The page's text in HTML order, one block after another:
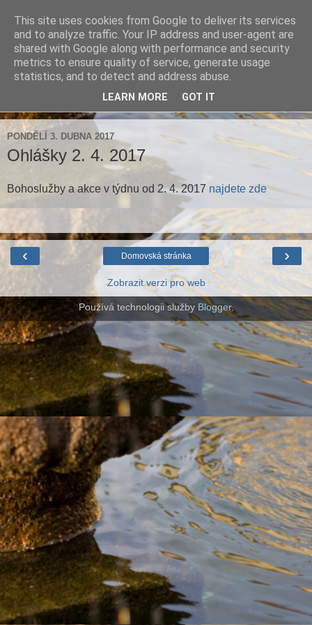
Farnost Brtnice
Aktuální informace pro farnosti Střížov a Brtnice
PONDĚLÍ 3. DUBNA 2017
Ohlášky 2. 4. 2017
Bohoslužby a akce v týdnu od 2. 4. 2017 najdete zde
‹ ›
Domovská stránka
Zobrazit verzi pro web
Používá technologii služby Blogger.
This site uses cookies from Google to deliver its services
and to analyze traffic. Your IP address and user-agent are
shared with Google along with performance and security
metrics to ensure quality of service, generate usage
statistics, and to detect and address abuse.
LEARN MORE GOT IT